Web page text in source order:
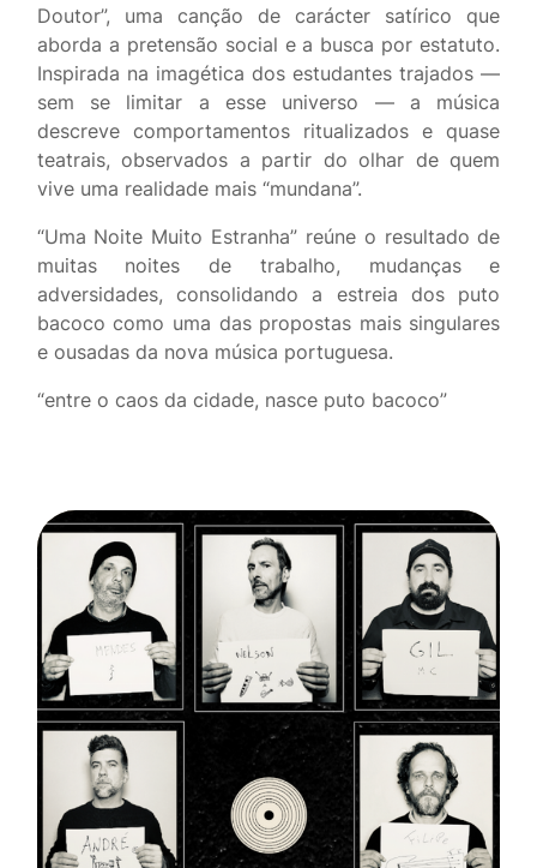
Doutor”, uma canção de carácter satírico que
aborda a pretensão social e a busca por estatuto.
Inspirada na imagética dos estudantes trajados —
sem se limitar a esse universo — a música
descreve comportamentos ritualizados e quase
teatrais, observados a partir do olhar de quem
vive uma realidade mais “mundana”.
“Uma Noite Muito Estranha” reúne o resultado de
muitas noites de trabalho, mudanças e
adversidades, consolidando a estreia dos puto
bacoco como uma das propostas mais singulares
e ousadas da nova música portuguesa.
“entre o caos da cidade, nasce puto bacoco”